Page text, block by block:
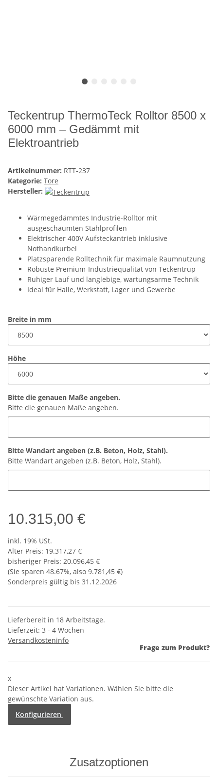
Teckentrup ThermoTeck Rolltor 8500 x
6000 mm – Gedämmt mit
Elektroantrieb
Artikelnummer: RTT-237
Kategorie: Tore
Hersteller:
Wärmegedämmtes Industrie-Rolltor mit
ausgeschäumten Stahlprofilen
Elektrischer 400V Aufsteckantrieb inklusive
Nothandkurbel
Platzsparende Rolltechnik für maximale Raumnutzung
Robuste Premium-Industriequalität von Teckentrup
Ruhiger Lauf und langlebige, wartungsarme Technik
Ideal für Halle, Werkstatt, Lager und Gewerbe
Breite in mm
Höhe
Bitte die genauen Maße angeben.
Bitte die genauen Maße angeben.
Bitte Wandart angeben (z.B. Beton, Holz, Stahl).
Bitte Wandart angeben (z.B. Beton, Holz, Stahl).
10.315,00 €
inkl. 19% USt.
Alter Preis: 19.317,27 €
bisheriger Preis: 20.096,45 €
(Sie sparen 48.67%, also 9.781,45 €)
Sonderpreis gültig bis 31.12.2026
Lieferbereit in 18 Arbeitstage.
Lieferzeit: 3 - 4 Wochen
Versandkosteninfo
Frage zum Produkt?
x
Dieser Artikel hat Variationen. Wählen Sie bitte die
gewünschte Variation aus.
Konfigurieren
Zusatzoptionen